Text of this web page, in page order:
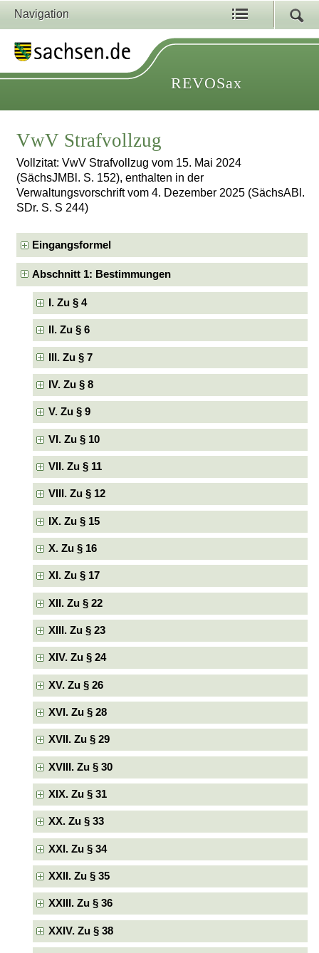
Navigation
REVOSax
VwV Strafvollzug
Vollzitat: VwV Strafvollzug vom 15. Mai 2024
(SächsJMBl. S. 152), enthalten in der
Verwaltungsvorschrift vom 4. Dezember 2025 (SächsABl.
SDr. S. S 244)
Eingangsformel
Abschnitt 1: Bestimmungen
I. Zu § 4
II. Zu § 6
III. Zu § 7
IV. Zu § 8
V. Zu § 9
VI. Zu § 10
VII. Zu § 11
VIII. Zu § 12
IX. Zu § 15
X. Zu § 16
XI. Zu § 17
XII. Zu § 22
XIII. Zu § 23
XIV. Zu § 24
XV. Zu § 26
XVI. Zu § 28
XVII. Zu § 29
XVIII. Zu § 30
XIX. Zu § 31
XX. Zu § 33
XXI. Zu § 34
XXII. Zu § 35
XXIII. Zu § 36
XXIV. Zu § 38